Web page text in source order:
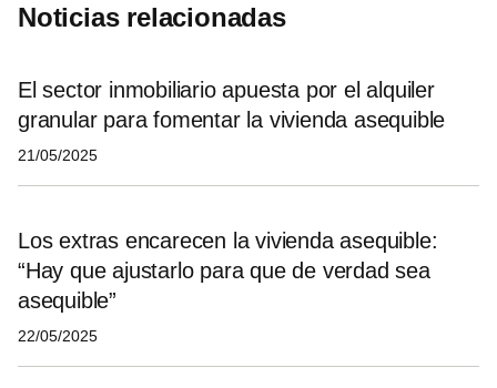
Noticias relacionadas
El sector inmobiliario apuesta por el alquiler
granular para fomentar la vivienda asequible
21/05/2025
Los extras encarecen la vivienda asequible:
“Hay que ajustarlo para que de verdad sea
asequible”
22/05/2025